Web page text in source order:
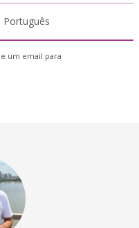
Português
um email para